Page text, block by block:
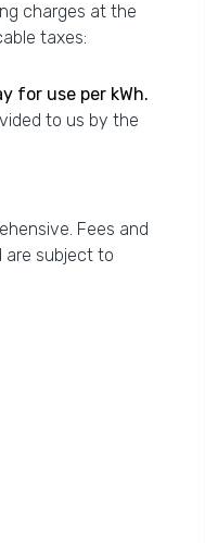
charges at the
taxes:
for use per kWh.
to us by the
Fees and
are subject to